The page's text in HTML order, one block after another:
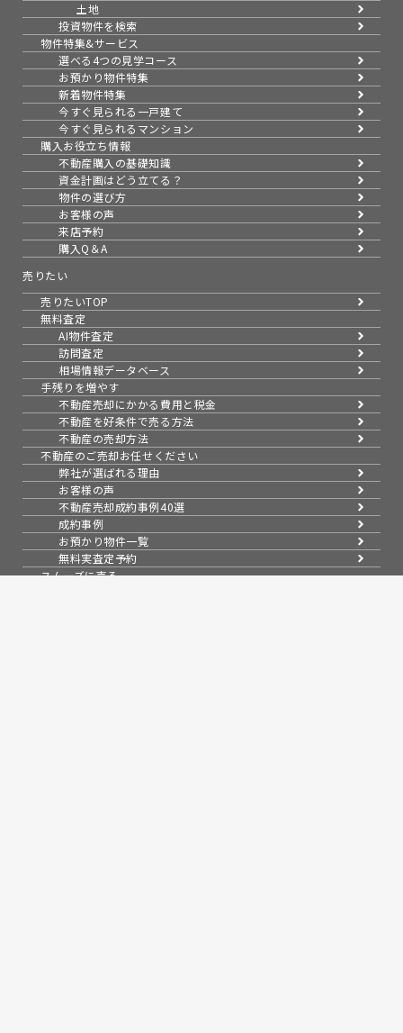
土地
投資物件を検索
物件特集&サービス
選べる4つの見学コース
お預かり物件特集
新着物件特集
今すぐ見られる一戸建て
今すぐ見られるマンション
購入お役立ち情報
不動産購入の基礎知識
資金計画はどう立てる？
物件の選び方
お客様の声
来店予約
購入Q＆A
売りたい
売りたいTOP
無料査定
AI物件査定
訪問査定
相場情報データベース
手残りを増やす
不動産売却にかかる費用と税金
不動産を好条件で売る方法
不動産の売却方法
不動産のご売却お任せください
弊社が選ばれる理由
お客様の声
不動産売却成約事例40選
成約事例
お預かり物件一覧
無料実査定予約
スムーズに売る